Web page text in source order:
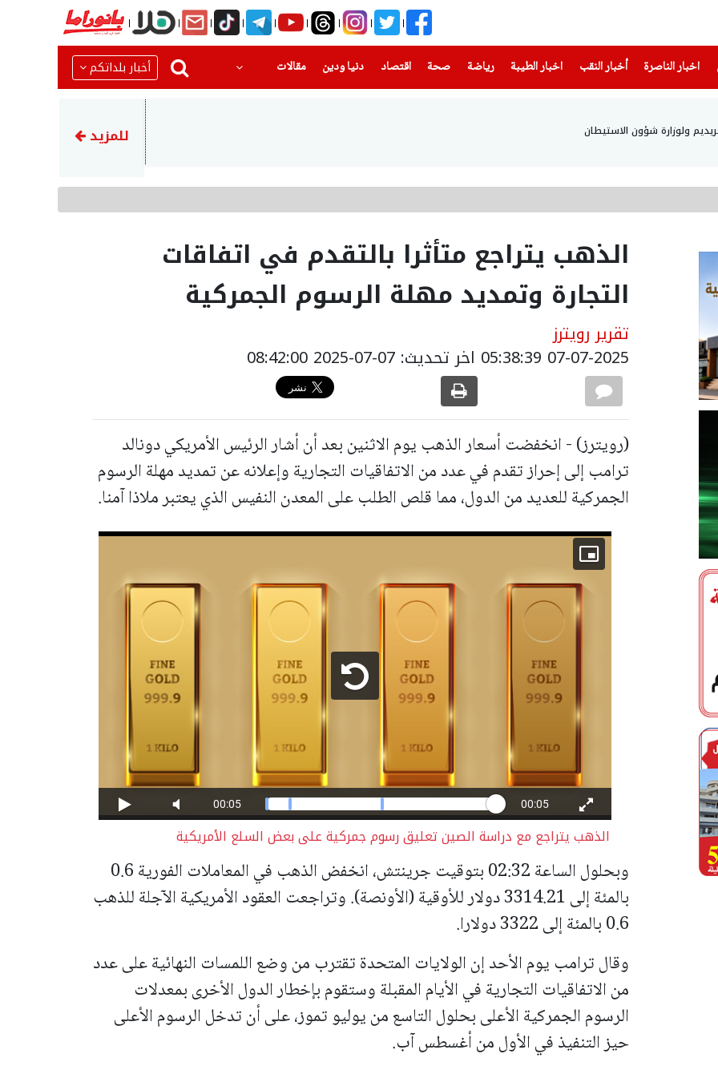
اخبار الناصرة
(current) أخبار النقب اخبار الطيبة(current) رياضة
(current) صحة(current) اقتصاد دنيا ودين
(current) مقالات أخبار بلداتكم
ولوزارة شؤون الاستيطان إيران تهدد بمهاجمة دول
للمزيد
الذهب يتراجع متأثرا بالتقدم في اتفاقات
التجارة وتمديد مهلة الرسوم الجمركية
تقرير رويترز
07-07-2025 05:38:39 اخر تحديث: 07-07-2025 08:42:00
(رويترز) - انخفضت أسعار الذهب يوم الاثنين بعد أن أشار الرئيس الأمريكي دونالد
ترامب إلى إحراز تقدم في عدد من الاتفاقيات التجارية وإعلانه عن تمديد مهلة الرسوم
الجمركية للعديد من الدول، مما قلص الطلب على المعدن النفيس الذي يعتبر ملاذا آمنا.
الذهب يتراجع مع دراسة الصين تعليق رسوم جمركية على بعض السلع الأمريكية
وبحلول الساعة 02:32 بتوقيت جرينتش، انخفض الذهب في المعاملات الفورية 0.6
بالمئة إلى 3314.21 دولار للأوقية (الأونصة). وتراجعت العقود الأمريكية الآجلة للذهب
0.6 بالمئة إلى 3322 دولارا.
وقال ترامب يوم الأحد إن الولايات المتحدة تقترب من وضع اللمسات النهائية على عدد
من الاتفاقيات التجارية في الأيام المقبلة وستقوم بإخطار الدول الأخرى بمعدلات
الرسوم الجمركية الأعلى بحلول التاسع من يوليو تموز، على أن تدخل الرسوم الأعلى
حيز التنفيذ في الأول من أغسطس آب.